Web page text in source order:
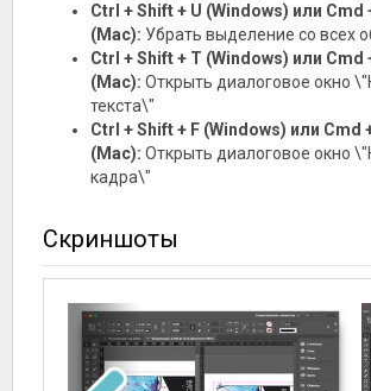
Ctrl + Shift + U (Windows) или Cmd
(Mac): Убрать выделение со всех
Ctrl + Shift + T (Windows) или Cmd
(Mac): Открыть диалоговое окно
текста\"
Ctrl + Shift + F (Windows) или Cmd
(Mac): Открыть диалоговое окно
кадра\"
Скриншоты